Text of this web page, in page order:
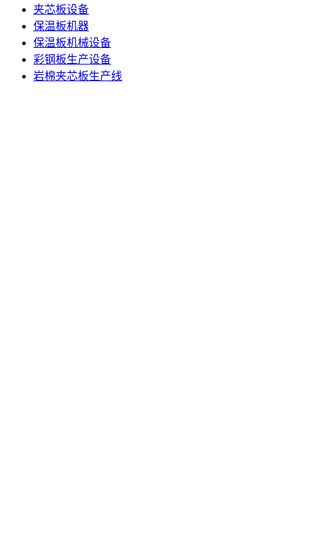
夹芯板设备
保温板机器
保温板机械设备
彩钢板生产设备
岩棉夹芯板生产线